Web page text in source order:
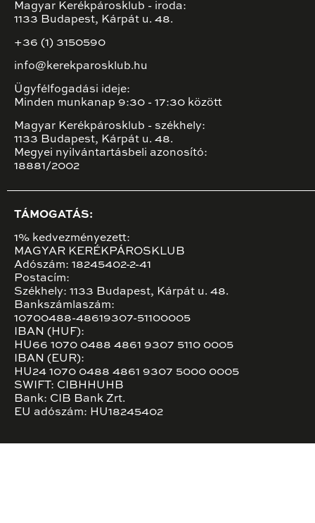
Magyar Kerékpárosklub - iroda:
1133 Budapest, Kárpát u. 48.
+36 (1) 3150590
info@kerekparosklub.hu
Ügyfélfogadási ideje:
Minden munkanap 9:30 - 17:30 között
Magyar Kerékpárosklub - székhely:
1133 Budapest, Kárpát u. 48.
Megyei nyilvántartásbeli azonosító:
18881/2002
TÁMOGATÁS:
1% kedvezményezett:
MAGYAR KERÉKPÁROSKLUB
Adószám: 18245402-2-41
Postacím:
Székhely: 1133 Budapest, Kárpát u. 48.
Bankszámlaszám:
10700488-48619307-51100005
IBAN (HUF):
HU66 1070 0488 4861 9307 5110 0005
IBAN (EUR):
HU24 1070 0488 4861 9307 5000 0005
SWIFT: CIBHHUHB
Bank: CIB Bank Zrt.
EU adószám: HU18245402